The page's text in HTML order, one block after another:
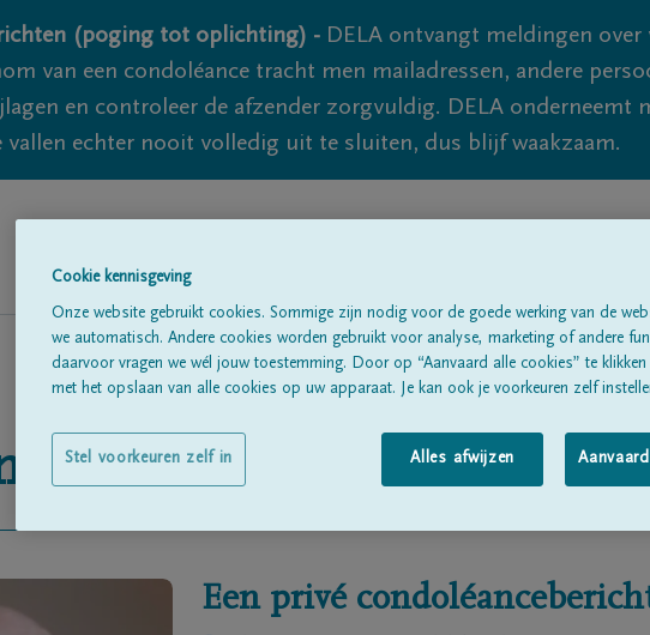
(poging tot oplichting) - DELA ontvangt meldingen over
van een condoléance tracht men mailadressen, andere
en controleer de afzender zorgvuldig. DELA onderneemt
echter nooit volledig uit te sluiten, dus blijf waakzaam.
Een privé
Cookie kennisgeving
Onze website gebruikt cookies. Sommige zijn nodig voor de goede werking van de
we automatisch. Andere cookies worden gebruikt voor analyse, marketing of andere
daarvoor vragen we wél jouw toestemming. Door op “Aanvaard alle cookies” te
met het opslaan van alle cookies op uw apparaat. Je kan ook je voorkeuren zelf
Alles afwijzen
Stel voorkeuren zelf in